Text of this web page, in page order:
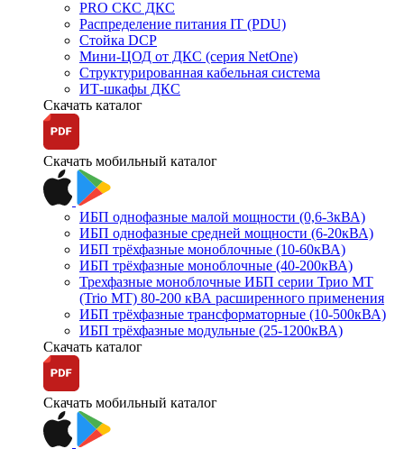
PRO СКС ДКС
Распределение питания IT (PDU)
Стойка DCP
Мини-ЦОД от ДКС (серия NetOne)
Структурированная кабельная система
ИТ-шкафы ДКС
Скачать каталог
Скачать мобильный каталог
ИБП однофазные малой мощности (0,6-3кВА)
ИБП однофазные средней мощности (6-20кВА)
ИБП трёхфазные моноблочные (10-60кВА)
ИБП трёхфазные моноблочные (40-200кВА)
Трехфазные моноблочные ИБП серии Трио МТ
(Trio MT) 80-200 кВА расширенного применения
ИБП трёхфазные трансформаторные (10-500кВА)
ИБП трёхфазные модульные (25-1200кВА)
Скачать каталог
Скачать мобильный каталог